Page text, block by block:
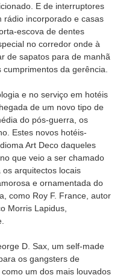
E de interruptores
rádio incorporado e casas
escova de dentes
no corredor onde à
de sapatos para de manhã
da gerência.
e no serviço em hotéis
de um novo tipo de
do pós-guerra, os
Estes novos hotéis-
Art Deco daqueles
que veio a ser chamado
arquitectos locais
e ornamentada do
como Roy F. France, autor
Morris Lapidus,
D. Sax, um self-made
os gangsters de
um dos mais louvados